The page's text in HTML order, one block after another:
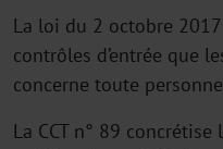
La loi du 2 octobre
contrôles d’entrée que
concerne toute
La CCT n° 89